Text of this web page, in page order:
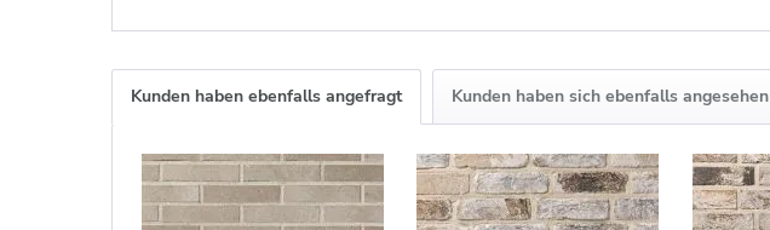
Kunden haben ebenfalls angefragt Kunden haben sich ebenfalls angesehen